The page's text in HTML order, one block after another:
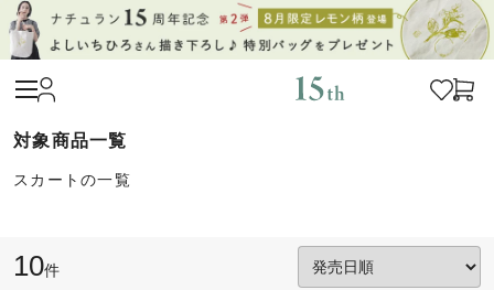
スカートの一覧
10件